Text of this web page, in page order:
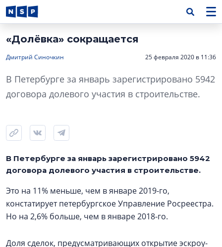
«Долёвка» сокращается
Дмитрий Синочкин 25 февраля 2020 в 11:36
В Петербурге за январь зарегистрировано 5942
договора долевого участия в строительстве.
В Петербурге за январь зарегистрировано 5942
договора долевого участия в строительстве.
Это на 11% меньше, чем в январе 2019-го,
констатирует петербургское Управление Росреестра.
Но на 2,6% больше, чем в январе 2018-го.
Доля сделок, предусматривающих открытие эскроу-